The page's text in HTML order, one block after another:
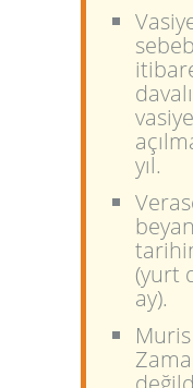
yıl.
(yurt
ay).